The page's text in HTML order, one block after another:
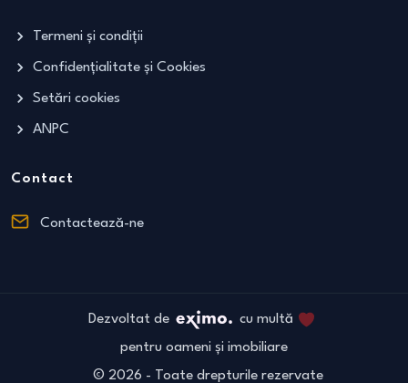
Termeni și condiții
Confidențialitate și Cookies
Setări cookies
ANPC
Contact
Contactează-ne
Dezvoltat de
cu multă
pentru oameni și imobiliare
© 2026 - Toate drepturile rezervate